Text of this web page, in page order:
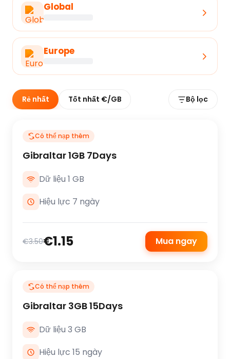
Global
Europe
Rẻ nhất Tốt nhất €/GB Bộ lọc
Có thể nạp thêm
Gibraltar 1GB 7Days
Dữ liệu 1 GB
Hiệu lực 7 ngày
€3.50€1.15 Mua ngay
Có thể nạp thêm
Gibraltar 3GB 15Days
Dữ liệu 3 GB
Hiệu lực 15 ngày